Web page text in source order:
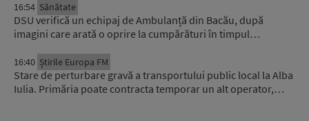
16:54 Sănătate
DSU verifică un echipaj de Ambulanță din Bacău, după
imagini care arată o oprire la cumpărături în timpul…
16:40 Știrile Europa FM
Stare de perturbare gravă a transportului public local la Alba
Iulia. Primăria poate contracta temporar un alt operator,…